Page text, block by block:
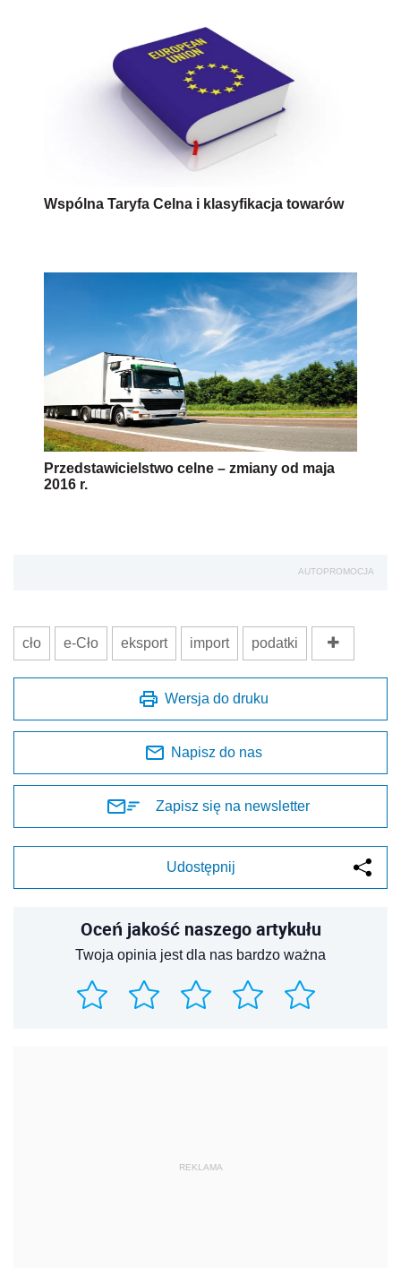
Wspólna Taryfa Celna i klasyfikacja towarów
Przedstawicielstwo celne – zmiany od maja
2016 r.
AUTOPROMOCJA
cło e-Cło eksport import podatki
Wersja do druku
Napisz do nas
Zapisz się na newsletter
Udostępnij
Oceń jakość naszego artykułu
Twoja opinia jest dla nas bardzo ważna
REKLAMA